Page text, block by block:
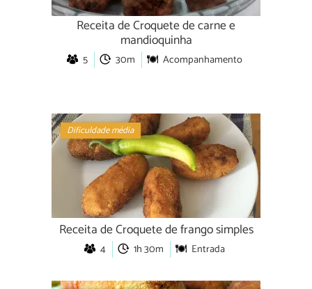
Receita de Croquete de carne e
mandioquinha
5 30m Acompanhamento
Dificuldade média
Receita de Croquete de frango simples
4 1h 30m Entrada